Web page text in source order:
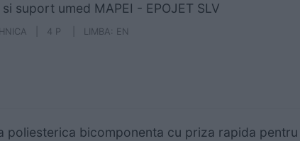
suport umed MAPEI - EPOJET SLV
| 4 P | LIMBA: EN
poliesterica bicomponenta cu priza rapida